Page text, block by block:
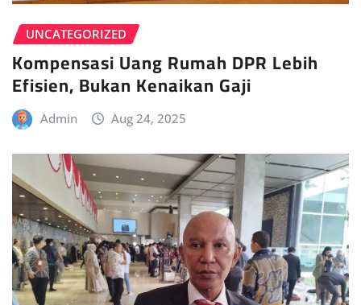
UNCATEGORIZED
Kompensasi Uang Rumah DPR Lebih
Efisien, Bukan Kenaikan Gaji
Admin Aug 24, 2025